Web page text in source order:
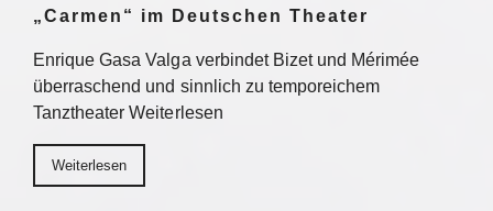
„Carmen“ im Deutschen Theater
Enrique Gasa Valga verbindet Bizet und Mérimée
überraschend und sinnlich zu temporeichem
Tanztheater Weiterlesen
Weiterlesen